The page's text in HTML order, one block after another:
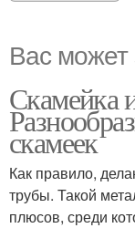
Вас может
Скамейка
скамеек
Как правило,
трубы. Такой
плюсов, среди